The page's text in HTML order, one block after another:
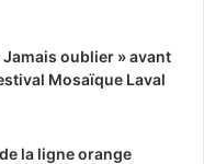
Jamais oublier » avant
Mosaïque Laval
la ligne orange